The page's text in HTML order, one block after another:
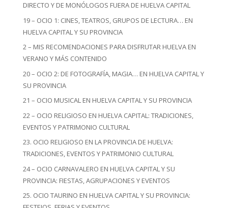
DIRECTO Y DE MONÓLOGOS FUERA DE HUELVA CAPITAL
19 – OCIO 1: CINES, TEATROS, GRUPOS DE LECTURA… EN
HUELVA CAPITAL Y SU PROVINCIA
2 – MIS RECOMENDACIONES PARA DISFRUTAR HUELVA EN
VERANO Y MÁS CONTENIDO
20 – OCIO 2: DE FOTOGRAFÍA, MAGIA… EN HUELVA CAPITAL Y
SU PROVINCIA
21 – OCIO MUSICAL EN HUELVA CAPITAL Y SU PROVINCIA
22 – OCIO RELIGIOSO EN HUELVA CAPITAL: TRADICIONES,
EVENTOS Y PATRIMONIO CULTURAL
23. OCIO RELIGIOSO EN LA PROVINCIA DE HUELVA:
TRADICIONES, EVENTOS Y PATRIMONIO CULTURAL
24 – OCIO CARNAVALERO EN HUELVA CAPITAL Y SU
PROVINCIA: FIESTAS, AGRUPACIONES Y EVENTOS
25. OCIO TAURINO EN HUELVA CAPITAL Y SU PROVINCIA: